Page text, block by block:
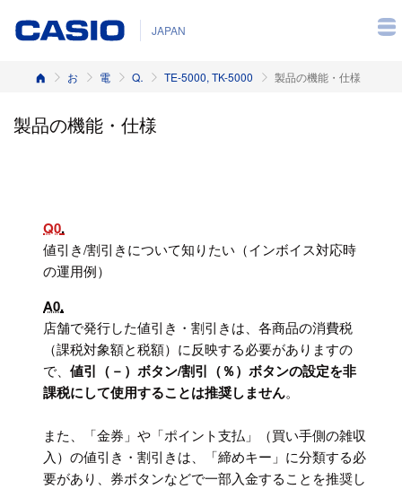
JAPAN
ホーム お客様サポート 電子レジスター Q&A（よくある質問と答え） TE-5000, TK-5000 製品の機能・仕様
製品の機能・仕様
Q0
値引き/割引きについて知りたい（インボイス対応時
の運用例）
A0
店舗で発行した値引き・割引きは、各商品の消費税
（課税対象額と税額）に反映する必要がありますの
で、値引（－）ボタン/割引（％）ボタンの設定を非
課税にして使用することは推奨しません。
また、「金券」や「ポイント支払」（買い手側の雑収
入）の値引き・割引きは、「締めキー」に分類する必
要があり、券ボタンなどで一部入金することを推奨し